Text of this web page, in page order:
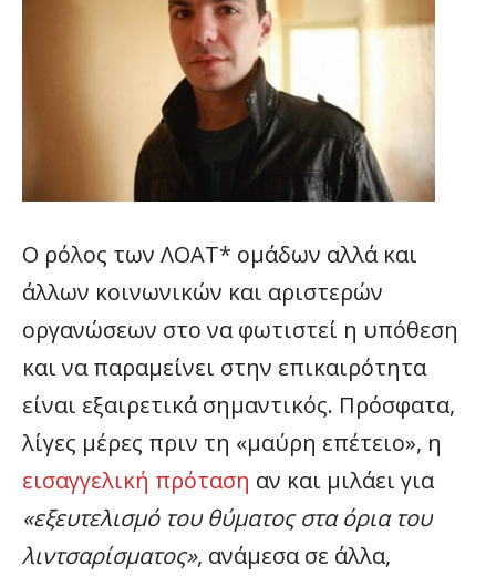
Ο ρόλος των ΛΟΑΤ* ομάδων αλλά και
άλλων κοινωνικών και αριστερών
οργανώσεων στο να φωτιστεί η υπόθεση
και να παραμείνει στην επικαιρότητα
είναι εξαιρετικά σημαντικός. Πρόσφατα,
λίγες μέρες πριν τη «μαύρη επέτειο», η
εισαγγελική πρόταση αν και μιλάει για
«εξευτελισμό του θύματος στα όρια του
λιντσαρίσματος», ανάμεσα σε άλλα,